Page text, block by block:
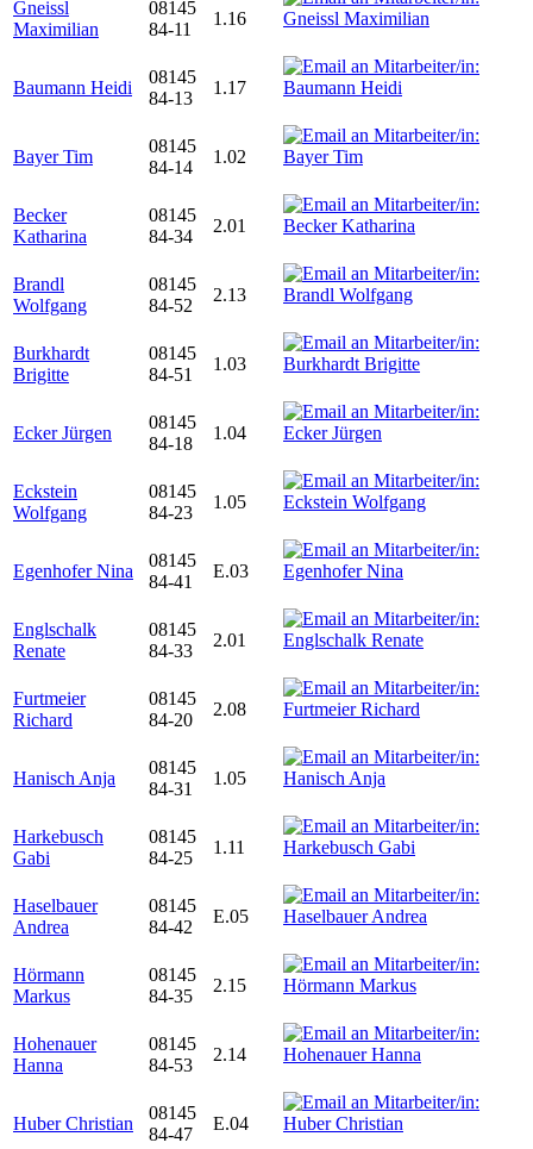
Gneissl
Maximilian
08145
84-11
1.16
Baumann Heidi
08145
84-13
1.17
Bayer Tim
08145
84-14
1.02
Becker
Katharina
08145
84-34
2.01
Brandl
Wolfgang
08145
84-52
2.13
Burkhardt
Brigitte
08145
84-51
1.03
Ecker Jürgen
08145
84-18
1.04
Eckstein
Wolfgang
08145
84-23
1.05
Egenhofer Nina
08145
84-41
E.03
Englschalk
Renate
08145
84-33
2.01
Furtmeier
Richard
08145
84-20
2.08
Hanisch Anja
08145
84-31
1.05
Harkebusch
Gabi
08145
84-25
1.11
Haselbauer
Andrea
08145
84-42
E.05
Hörmann
Markus
08145
84-35
2.15
Hohenauer
Hanna
08145
84-53
2.14
Huber Christian
08145
84-47
E.04